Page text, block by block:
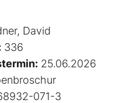
David
336
25.06.2026
071-3